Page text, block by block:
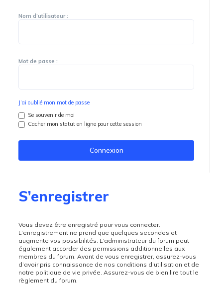
Nom d’utilisateur :
Mot de passe :
J’ai oublié mon mot de passe
Se souvenir de moi
Cacher mon statut en ligne pour cette session
S’enregistrer
Vous devez être enregistré pour vous connecter.
L’enregistrement ne prend que quelques secondes et
augmente vos possibilités. L’administrateur du forum peut
également accorder des permissions additionnelles aux
membres du forum. Avant de vous enregistrer, assurez-vous
d’avoir pris connaissance de nos conditions d’utilisation et de
notre politique de vie privée. Assurez-vous de bien lire tout le
règlement du forum.